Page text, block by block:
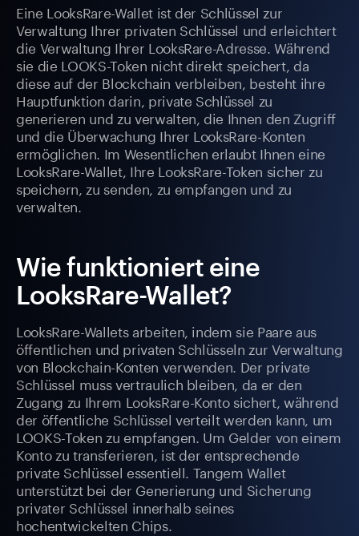
Eine LooksRare-Wallet ist der Schlüssel zur
Verwaltung Ihrer privaten Schlüssel und erleichtert
die Verwaltung Ihrer LooksRare-Adresse. Während
sie die LOOKS-Token nicht direkt speichert, da
diese auf der Blockchain verbleiben, besteht ihre
Hauptfunktion darin, private Schlüssel zu
generieren und zu verwalten, die Ihnen den Zugriff
und die Überwachung Ihrer LooksRare-Konten
ermöglichen. Im Wesentlichen erlaubt Ihnen eine
LooksRare-Wallet, Ihre LooksRare-Token sicher zu
speichern, zu senden, zu empfangen und zu
verwalten.
Wie funktioniert eine
LooksRare-Wallet?
LooksRare-Wallets arbeiten, indem sie Paare aus
öffentlichen und privaten Schlüsseln zur Verwaltung
von Blockchain-Konten verwenden. Der private
Schlüssel muss vertraulich bleiben, da er den
Zugang zu Ihrem LooksRare-Konto sichert, während
der öffentliche Schlüssel verteilt werden kann, um
LOOKS-Token zu empfangen. Um Gelder von einem
Konto zu transferieren, ist der entsprechende
private Schlüssel essentiell. Tangem Wallet
unterstützt bei der Generierung und Sicherung
privater Schlüssel innerhalb seines
hochentwickelten Chips.